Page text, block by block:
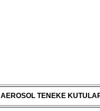
AEROSOL TENEKE